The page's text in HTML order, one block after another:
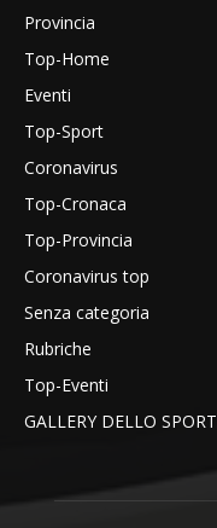
Provincia
Top-Home
Eventi
Top-Sport
Coronavirus
Top-Cronaca
Top-Provincia
Coronavirus top
Senza categoria
Rubriche
Top-Eventi
GALLERY DELLO SPORT